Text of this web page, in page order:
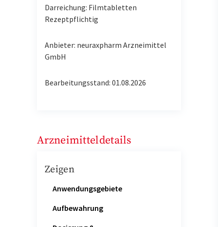
Darreichung: Filmtabletten
Rezeptpflichtig
Anbieter: neuraxpharm Arzneimittel
GmbH
Bearbeitungsstand: 01.08.2026
Arzneimitteldetails
Zeigen
Anwendungsgebiete
Aufbewahrung